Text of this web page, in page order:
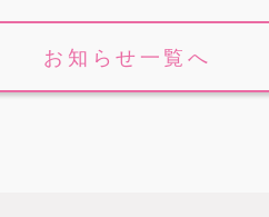
お知らせ一覧へ